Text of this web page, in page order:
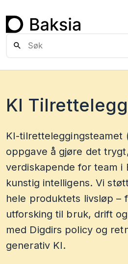
KI
KI-tilretteleggingsteamet
oppgave å gjøre det
verdiskapende for team i
kunstig intelligens. Vi
hele produktets livsløp –
utforsking til bruk, drift
med Digdirs policy og
generativ KI.